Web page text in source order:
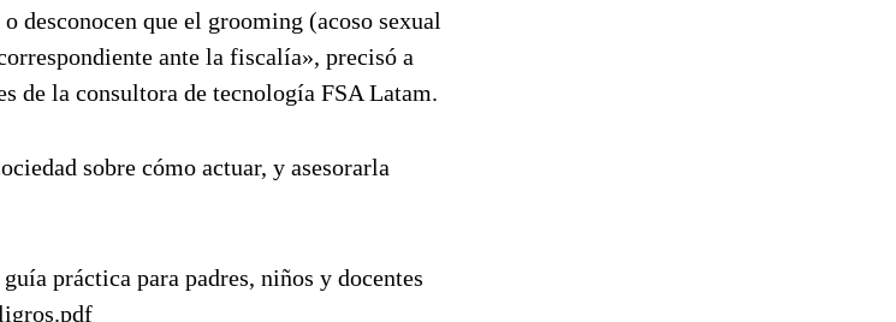
desconocen que el grooming (acoso sexual
ante la fiscalía», precisó a
de la consultora de tecnología FSA Latam.
sobre cómo actuar, y asesorarla
práctica para padres, niños y docentes